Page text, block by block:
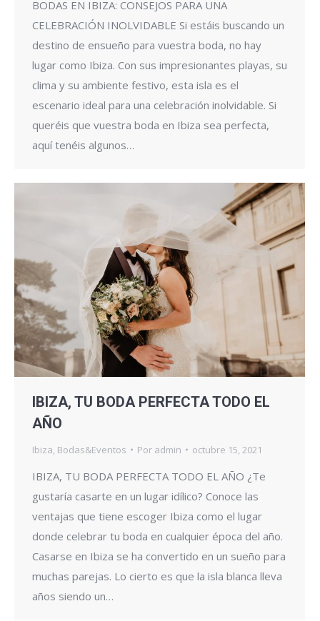
BODAS EN IBIZA: CONSEJOS PARA UNA
CELEBRACIÓN INOLVIDABLE Si estáis buscando un
destino de ensueño para vuestra boda, no hay
lugar como Ibiza. Con sus impresionantes playas, su
clima y su ambiente festivo, esta isla es el
escenario ideal para una celebración inolvidable. Si
queréis que vuestra boda en Ibiza sea perfecta,
aquí tenéis algunos…
IBIZA, TU BODA PERFECTA TODO EL
AÑO
Ibiza Bodas&Eventos Por admin octubre 15, 2021
IBIZA, TU BODA PERFECTA TODO EL AÑO ¿Te
gustaría casarte en un lugar idílico? Conoce las
ventajas que tiene escoger Ibiza como el lugar
donde celebrar tu boda en cualquier época del año.
Casarse en Ibiza se ha convertido en un sueño para
muchas parejas. Lo cierto es que la isla blanca lleva
años siendo un…